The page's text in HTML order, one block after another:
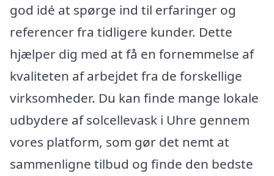
god idé at spørge ind til erfaringer og
referencer fra tidligere kunder. Dette
hjælper dig med at få en fornemmelse af
kvaliteten af arbejdet fra de forskellige
virksomheder. Du kan finde mange lokale
udbydere af solcellevask i Uhre gennem
vores platform, som gør det nemt at
sammenligne tilbud og finde den bedste